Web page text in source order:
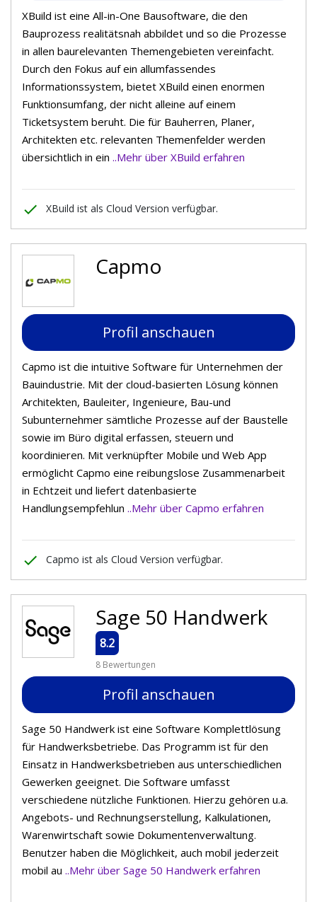
XBuild ist eine All-in-One Bausoftware, die den
Bauprozess realitätsnah abbildet und so die Prozesse
in allen baurelevanten Themengebieten vereinfacht.
Durch den Fokus auf ein allumfassendes
Informationssystem, bietet XBuild einen enormen
Funktionsumfang, der nicht alleine auf einem
Ticketsystem beruht. Die für Bauherren, Planer,
Architekten etc. relevanten Themenfelder werden
übersichtlich in ein ..Mehr über XBuild erfahren
done XBuild ist als Cloud Version verfügbar.
Capmo
Profil anschauen
Capmo ist die intuitive Software für Unternehmen der
Bauindustrie. Mit der cloud-basierten Lösung können
Architekten, Bauleiter, Ingenieure, Bau-und
Subunternehmer sämtliche Prozesse auf der Baustelle
sowie im Büro digital erfassen, steuern und
koordinieren. Mit verknüpfter Mobile und Web App
ermöglicht Capmo eine reibungslose Zusammenarbeit
in Echtzeit und liefert datenbasierte
Handlungsempfehlun ..Mehr über Capmo erfahren
done Capmo ist als Cloud Version verfügbar.
Sage 50 Handwerk
8.2
8 Bewertungen
Profil anschauen
Sage 50 Handwerk ist eine Software Komplettlösung
für Handwerksbetriebe. Das Programm ist für den
Einsatz in Handwerksbetrieben aus unterschiedlichen
Gewerken geeignet. Die Software umfasst
verschiedene nützliche Funktionen. Hierzu gehören u.a.
Angebots- und Rechnungserstellung, Kalkulationen,
Warenwirtschaft sowie Dokumentenverwaltung.
Benutzer haben die Möglichkeit, auch mobil jederzeit
mobil au ..Mehr über Sage 50 Handwerk erfahren